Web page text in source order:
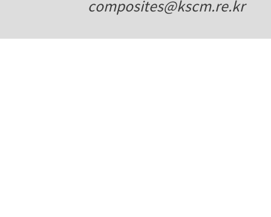
composites@kscm.re.kr